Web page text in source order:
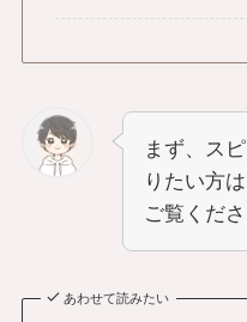
まず、ス
りたい方
ご覧くださ
あわせて読みたい